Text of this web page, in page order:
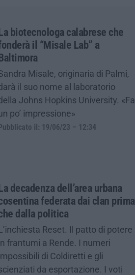
biotecnologa calabrese che
il “Misale Lab” a
Misale, originaria di Palmi,
il suo nome al laboratorio
Johns Hopkins University. «Fa
po’ impressione»
Pubblicato il: 19/06/23 – 12:34
decadenza dell’area urbana
federata dai clan prima
dalla politica
Reset. Il patto di potere
frantumi a Rende. I numeri
di Coldiretti e gli
da esportazione. I voti